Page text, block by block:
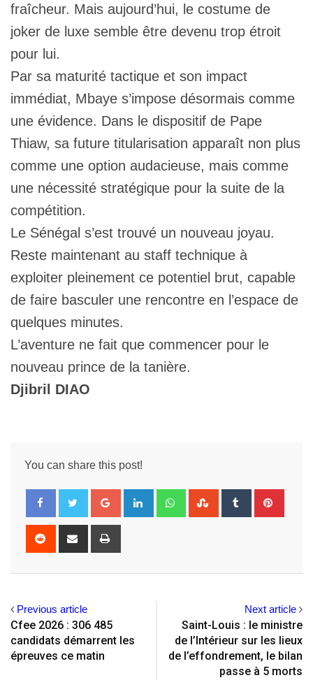
fraîcheur. Mais aujourd’hui, le costume de
joker de luxe semble être devenu trop étroit
pour lui.
Par sa maturité tactique et son impact
immédiat, Mbaye s’impose désormais comme
une évidence. Dans le dispositif de Pape
Thiaw, sa future titularisation apparaît non plus
comme une option audacieuse, mais comme
une nécessité stratégique pour la suite de la
compétition.
Le Sénégal s’est trouvé un nouveau joyau.
Reste maintenant au staff technique à
exploiter pleinement ce potentiel brut, capable
de faire basculer une rencontre en l’espace de
quelques minutes.
L’aventure ne fait que commencer pour le
nouveau prince de la tanière.
Djibril DIAO
You can share this post!
Google+ LinkedIn WhatsappStumbleUpon
Tumblr
Reddit
Share
Previous article
Cfee 2026 : 306 485
candidats démarrent les
épreuves ce matin
Next article
Saint-Louis : le ministre
de l’Intérieur sur les lieux
de l’effondrement, le bilan
passe à 5 morts